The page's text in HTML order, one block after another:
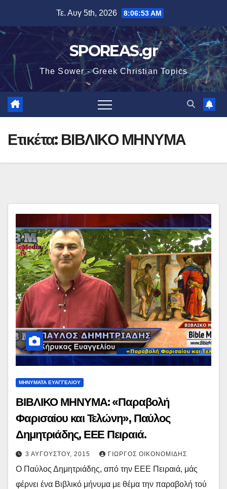
περιεχόμενο
Τε. Αυγ 5th, 2026 8:06:54 AM
SPOREAS.gr
The Sower - Greek Christian Topics
Ετικέτα: ΒΙΒΛΙΚΟ ΜΗΝΥΜΑ
ΜΗΝΥΜΑΤΑ ΕΥΑΓΓΕΛΙΟΥ
ΒΙΒΛΙΚΟ ΜΗΝΥΜΑ: «Παραβολή
Φαρισαίου και Τελώνη», Παύλος
Δημητριάδης, ΕΕΕ Πειραιά.
3 ΑΥΓΟΎΣΤΟΥ, 2015 ΓΙΏΡΓΟΣ ΟΙΚΟΝΟΜΊΔΗΣ
Ο Παύλος Δημητριάδης, από την ΕΕΕ Πειραιά, μάς
φέρνει ένα Βιβλικό μήνυμα με θέμα την παραβολή τού